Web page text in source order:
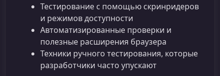
Тестирование с помощью скринридеров
и режимов доступности
Автоматизированные проверки и
полезные расширения браузера
Техники ручного тестирования, которые
разработчики часто упускают